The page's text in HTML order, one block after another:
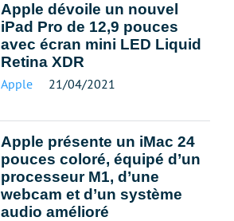
Apple dévoile un nouvel
iPad Pro de 12,9 pouces
avec écran mini LED Liquid
Retina XDR
Apple 21/04/2021
Apple présente un iMac 24
pouces coloré, équipé d’un
processeur M1, d’une
webcam et d’un système
audio amélioré